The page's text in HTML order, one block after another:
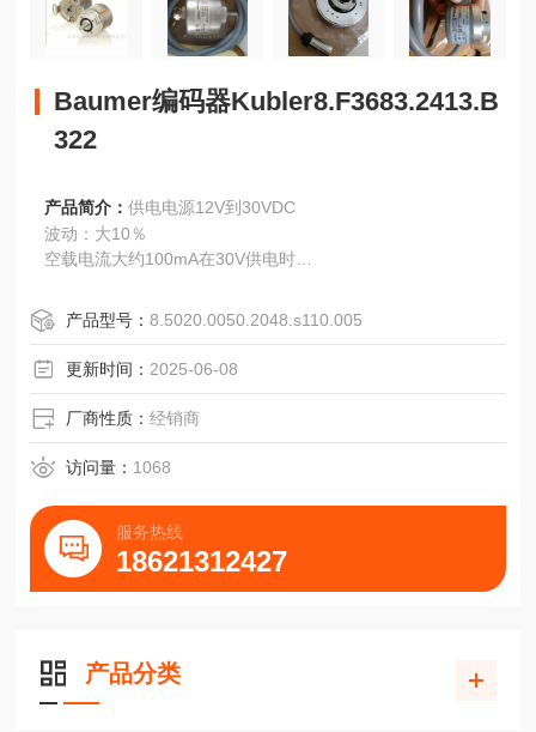
Baumer编码器Kubler8.F3683.2413.B
322
产品简介：供电电源12V到30VDC
波动：大10％
空载电流大约100mA在30V供电时
脉冲高度：1）大约等于供电电压
特殊输出：5V到RS422
频率范围:0到100kHz(150kHz)
负载能力：每路输出50mA
内阻：每路输出50Ω
脉冲占空比：1：1±5%
回转率：50V/μs
于速度和保护等级。
电子部分
产品型号：8.5020.0050.2048.s110.005
更新时间： 2025-06-08
厂商性质：经销商
访问量： 1068
服务热线
18621312427
产品分类